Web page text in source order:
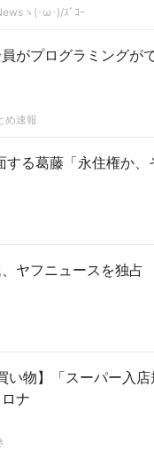
ヽ(･ω･)/ｽﾞｺｰ
がプログラミングが
め速報
ヤフニュースを独占
い物】「スーパー入
ナ